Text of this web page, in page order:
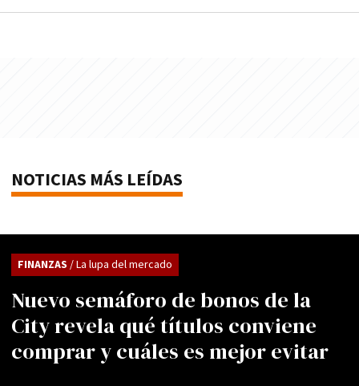
NOTICIAS MÁS LEÍDAS
Nuevo semáforo de bonos de la
City revela qué títulos conviene
comprar y cuáles es mejor evitar
FINANZAS / La lupa del mercado